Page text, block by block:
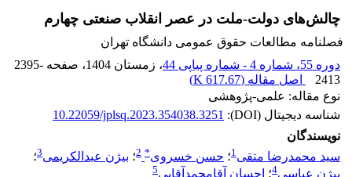
چالش‌های دولت-ملت در عصر انقلاب صنعتی چهارم
فصلنامه مطالعات حقوق عمومی دانشگاه تهران
دوره 55، شماره 4 - شماره پیاپی 44
، زمستان 1404 ، صفحه 2395-
2413
اصل مقاله (617.67 K
)
نوع مقاله: علمی-پژوهشی
شناسه دیجیتال (DOI):
10.22059/jplsq.2023.354038.3251
نویسندگان
سید محمدرضا متقی1؛ حسن خسروی*
2؛ بیژن عبدالکریمی3؛
بیژن عباسی4؛ احسان آقامحمدآقایی5